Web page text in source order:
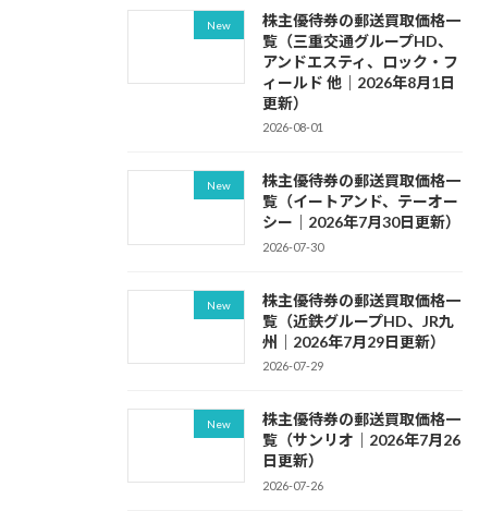
New
株主優待券の郵送買取価格一
覧（三重交通グループHD、
アンドエスティ、ロック・フ
ィールド 他｜2026年8月1日
更新）
2026-08-01
New
株主優待券の郵送買取価格一
覧（イートアンド、テーオー
シー｜2026年7月30日更新）
2026-07-30
New
株主優待券の郵送買取価格一
覧（近鉄グループHD、JR九
州｜2026年7月29日更新）
2026-07-29
New
株主優待券の郵送買取価格一
覧（サンリオ｜2026年7月26
日更新）
2026-07-26